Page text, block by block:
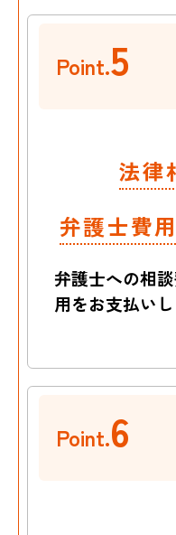
Point.5
法律
弁護士費
弁護士への相
用をお支払い
Point.6